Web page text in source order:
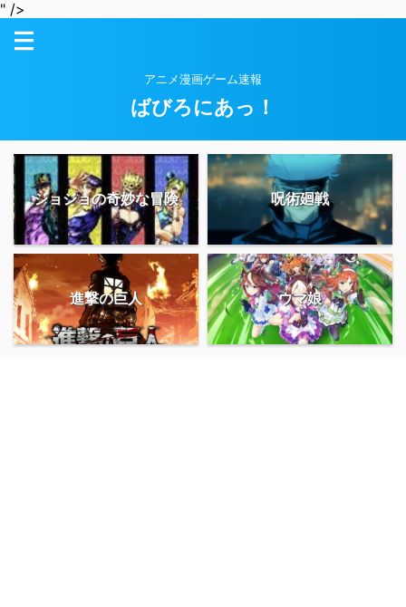
" />
アニメ漫画ゲーム速報
ばびろにあっ！
ジョジョの奇妙な冒険 呪術廻戦
進撃の巨人 ウマ娘